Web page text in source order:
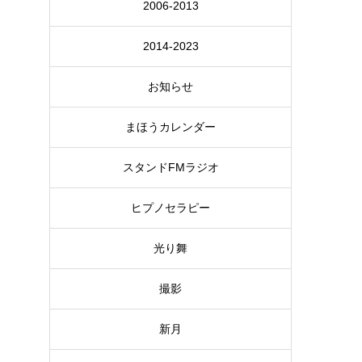
2006-2013
2014-2023
お知らせ
まほうカレンダー
スタンドFMラジオ
ヒプノセラピー
光り舞
撮影
新月